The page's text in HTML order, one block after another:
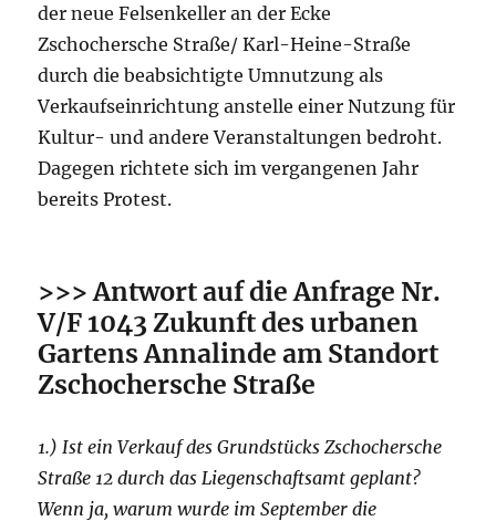
der neue Felsenkeller an der Ecke
Zschochersche Straße/ Karl-Heine-Straße
durch die beabsichtigte Umnutzung als
Verkaufseinrichtung anstelle einer Nutzung für
Kultur- und andere Veranstaltungen bedroht.
Dagegen richtete sich im vergangenen Jahr
bereits Protest.
>>> Antwort auf die Anfrage Nr.
V/F 1043 Zukunft des urbanen
Gartens Annalinde am Standort
Zschochersche Straße
1.) Ist ein Verkauf des Grundstücks Zschochersche
Straße 12 durch das Liegenschaftsamt geplant?
Wenn ja, warum wurde im September die